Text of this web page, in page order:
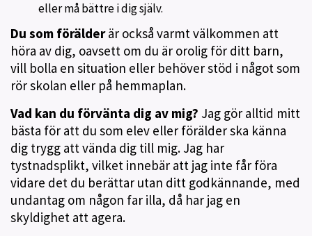
eller må bättre i dig själv.
Du som förälderär också varmt välkommen att
höra av dig, oavsett om du är orolig för ditt barn,
vill bolla en situation eller behöver stöd i något som
rör skolan eller på hemmaplan.
Vad kan du förvänta dig av mig? Jag gör alltid mitt
bästa för att du som elev eller förälder ska känna
dig trygg att vända dig till mig. Jag har
tystnadsplikt, vilket innebär att jag inte får föra
vidare det du berättar utan ditt godkännande, med
undantag om någon far illa, då har jag en
skyldighet att agera.